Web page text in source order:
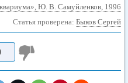
Ю. В. Самуйленков, 1996
Статья проверена: Быков Сергей